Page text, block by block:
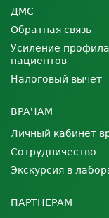
ДМС
Обратная связь
Усиление
пациентов
Налоговый вычет
ВРАЧАМ
Личный кабинет
Сотрудничество
Экскурсия в
ПАРТНЕРАМ